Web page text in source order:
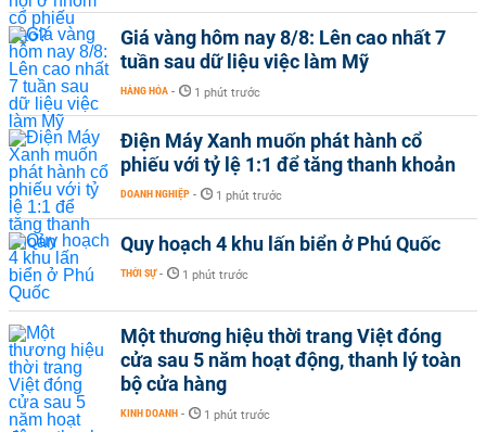
Giá vàng hôm nay 8/8: Lên cao nhất 7
tuần sau dữ liệu việc làm Mỹ
HÀNG HÓA - 1 phút trước
Điện Máy Xanh muốn phát hành cổ
phiếu với tỷ lệ 1:1 để tăng thanh khoản
DOANH NGHIỆP - 1 phút trước
Quy hoạch 4 khu lấn biển ở Phú Quốc
THỜI SỰ - 1 phút trước
Một thương hiệu thời trang Việt đóng
cửa sau 5 năm hoạt động, thanh lý toàn
bộ cửa hàng
KINH DOANH - 1 phút trước